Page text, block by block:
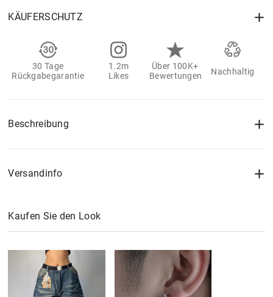
KÄUFERSCHUTZ
30 Tage
Rückgabegarantie
1.2m
Likes
Über 100K+
Bewertungen
Nachhaltig
Beschreibung
Versandinfo
Kaufen Sie den Look